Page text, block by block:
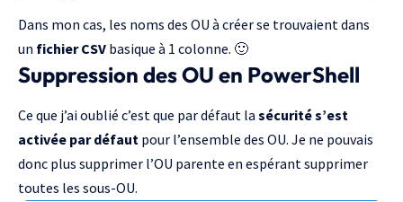
Dans mon cas, les noms des OU à créer se trouvaient dans
un fichier CSV basique à 1 colonne. 🙂
Suppression des OU en PowerShell
Ce que j’ai oublié c’est que par défaut la sécurité s’est
activée par défaut pour l’ensemble des OU. Je ne pouvais
donc plus supprimer l’OU parente en espérant supprimer
toutes les sous-OU.